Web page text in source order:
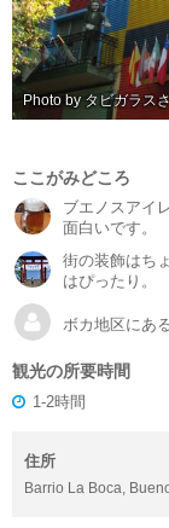
Photo by タビガラス
ここがみどころ
ブエノスアイ
面白いです。
街の装飾はち
はぴったり。
ボカ地区にあ
観光の所要時間
1-2時間
住所
Barrio La Boca,